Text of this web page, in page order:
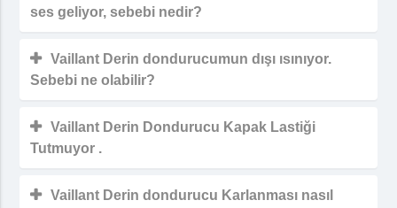
ses geliyor, sebebi nedir?
Vaillant Derin dondurucumun dışı ısınıyor.
Sebebi ne olabilir?
Vaillant Derin Dondurucu Kapak Lastiği
Tutmuyor .
Vaillant Derin dondurucu Karlanması nasıl